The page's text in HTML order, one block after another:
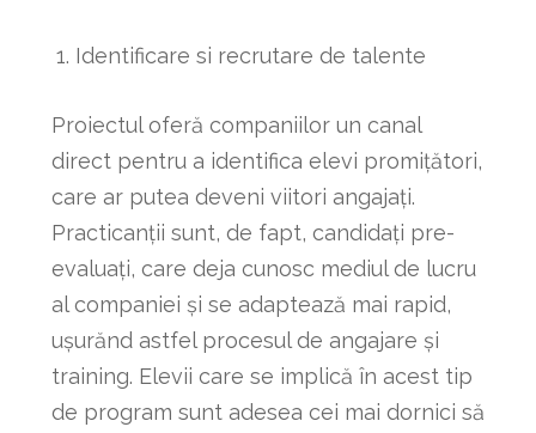
Identificare si recrutare de talente
Proiectul oferă companiilor un canal
direct pentru a identifica elevi promițători,
care ar putea deveni viitori angajați.
Practicanții sunt, de fapt, candidați pre-
evaluați, care deja cunosc mediul de lucru
al companiei și se adaptează mai rapid,
ușurănd astfel procesul de angajare și
training. Elevii care se implică în acest tip
de program sunt adesea cei mai dornici să